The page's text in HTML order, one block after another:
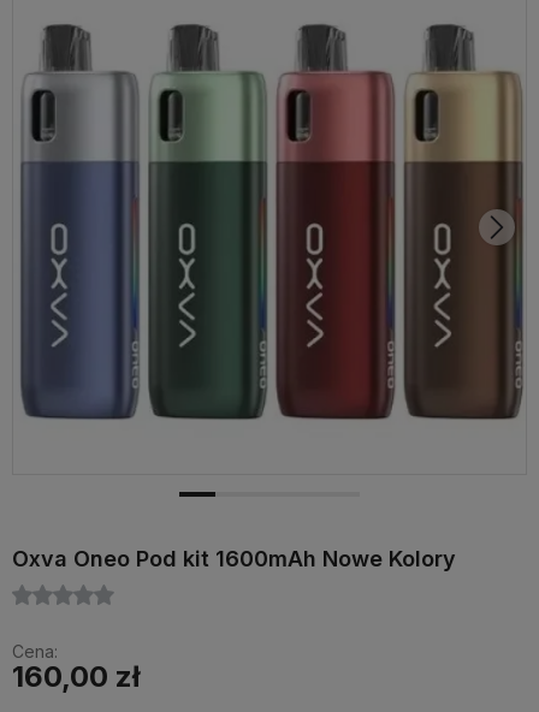
Oxva Oneo Pod kit 1600mAh Nowe Kolory
Cena:
160,00 zł